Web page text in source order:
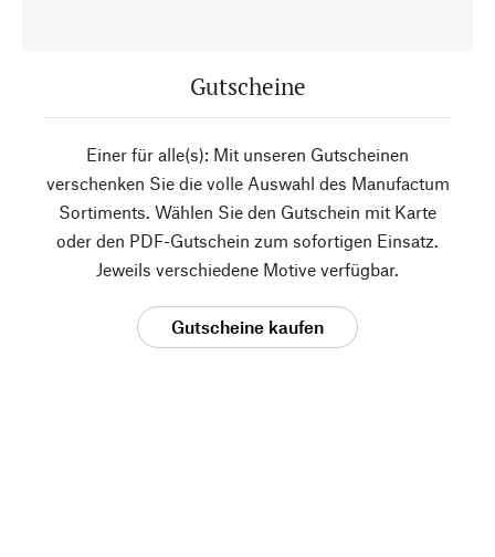
Gutscheine
Einer für alle(s): Mit unseren Gutscheinen
verschenken Sie die volle Auswahl des Manufactum
Sortiments. Wählen Sie den Gutschein mit Karte
oder den PDF-Gutschein zum sofortigen Einsatz.
Jeweils verschiedene Motive verfügbar.
Gutscheine kaufen